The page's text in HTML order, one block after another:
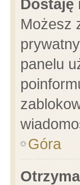
Dostaję
Możesz
panelu
Góra